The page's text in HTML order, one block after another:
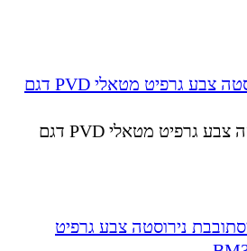
ברז ברבור קצר נירוסטה צבע גרפיט מטאלי PVD דגם